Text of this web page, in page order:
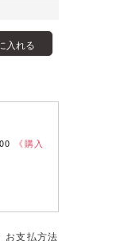
入れる
《購入
お支払方法